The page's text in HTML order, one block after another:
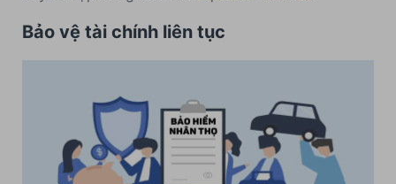
Bảo vệ tài chính liên tục